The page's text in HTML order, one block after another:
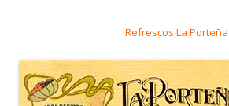
Refrescos La Porteña